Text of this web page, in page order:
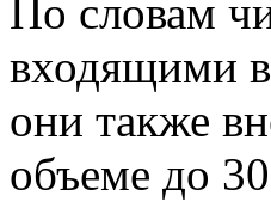
По словам
входящими в
они также
объеме до